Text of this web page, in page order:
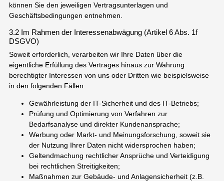
können Sie den jeweiligen Vertragsunterlagen und
Geschäftsbedingungen entnehmen.
3.2 Im Rahmen der Interessenabwägung (Artikel 6 Abs. 1f
DSGVO)
Soweit erforderlich, verarbeiten wir Ihre Daten über die
eigentliche Erfüllung des Vertrages hinaus zur Wahrung
berechtigter Interessen von uns oder Dritten wie beispielsweise
in den folgenden Fällen:
Gewährleistung der IT-Sicherheit und des IT-Betriebs;
Prüfung und Optimierung von Verfahren zur
Bedarfsanalyse und direkter Kundenansprache;
Werbung oder Markt- und Meinungsforschung, soweit sie
der Nutzung Ihrer Daten nicht widersprochen haben;
Geltendmachung rechtlicher Ansprüche und Verteidigung
bei rechtlichen Streitigkeiten;
Maßnahmen zur Gebäude- und Anlagensicherheit (z.B.